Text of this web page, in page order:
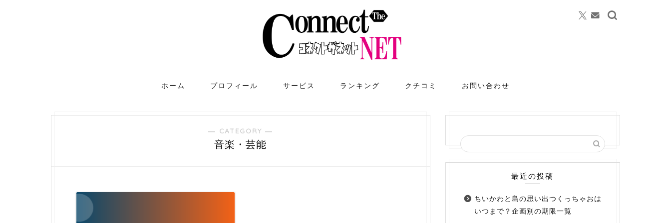
ホーム プロフィール サービス ランキング クチコミ お問い合わせ
― CATEGORY ―
音楽・芸能
最近の投稿
ちいかわと島の思い出つくっちゃおは
いつまで？企画別の期限一覧